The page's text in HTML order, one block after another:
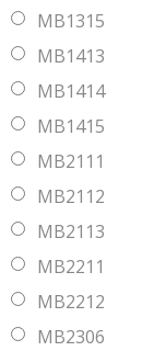
MB1315
MB1413
MB1414
MB1415
MB2111
MB2112
MB2113
MB2211
MB2212
MB2306